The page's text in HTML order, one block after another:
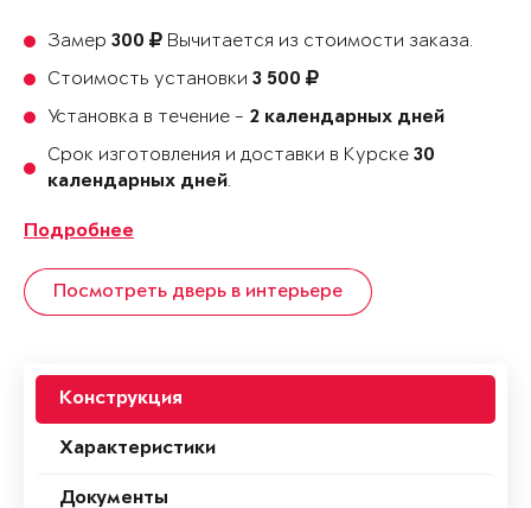
Замер 300
Вычитается из стоимости заказа.
Стоимость установки 3 500
Установка в течение - 2 календарных дней
Срок изготовления и доставки в Курске 30
календарных дней.
Подробнее
Посмотреть дверь в интерьере
Конструкция
Характеристики
Документы